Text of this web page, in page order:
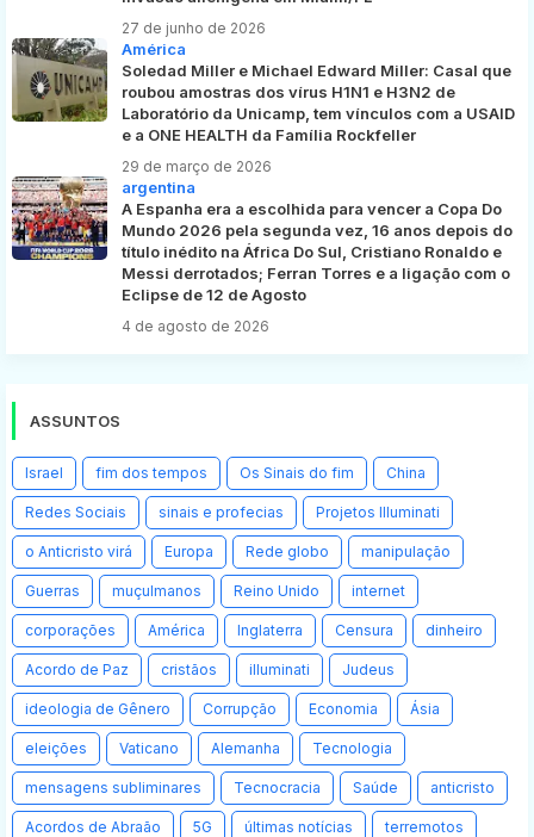
27 de junho de 2026
América
Soledad Miller e Michael Edward Miller: Casal que
roubou amostras dos vírus H1N1 e H3N2 de
Laboratório da Unicamp, tem vínculos com a USAID
e a ONE HEALTH da Família Rockfeller
29 de março de 2026
argentina
A Espanha era a escolhida para vencer a Copa Do
Mundo 2026 pela segunda vez, 16 anos depois do
título inédito na África Do Sul, Cristiano Ronaldo e
Messi derrotados; Ferran Torres e a ligação com o
Eclipse de 12 de Agosto
4 de agosto de 2026
ASSUNTOS
Israel fim dos tempos Os Sinais do fim China
Redes Sociais sinais e profecias Projetos Illuminati
o Anticristo virá Europa Rede globo manipulação
Guerras muçulmanos Reino Unido internet
corporações América Inglaterra Censura dinheiro
Acordo de Paz cristãos illuminati Judeus
ideologia de Gênero Corrupção Economia Ásia
eleições Vaticano Alemanha Tecnologia
mensagens subliminares Tecnocracia Saúde anticristo
Acordos de Abraão 5G últimas notícias terremotos